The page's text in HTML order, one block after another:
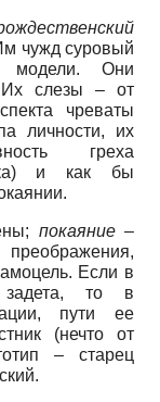
чужд суровый
модели. Они
Их слезы – от
чреваты
личности, их
греха
и как бы
покаяние–
Если в
то в
пути ее
(нечто от
– старец